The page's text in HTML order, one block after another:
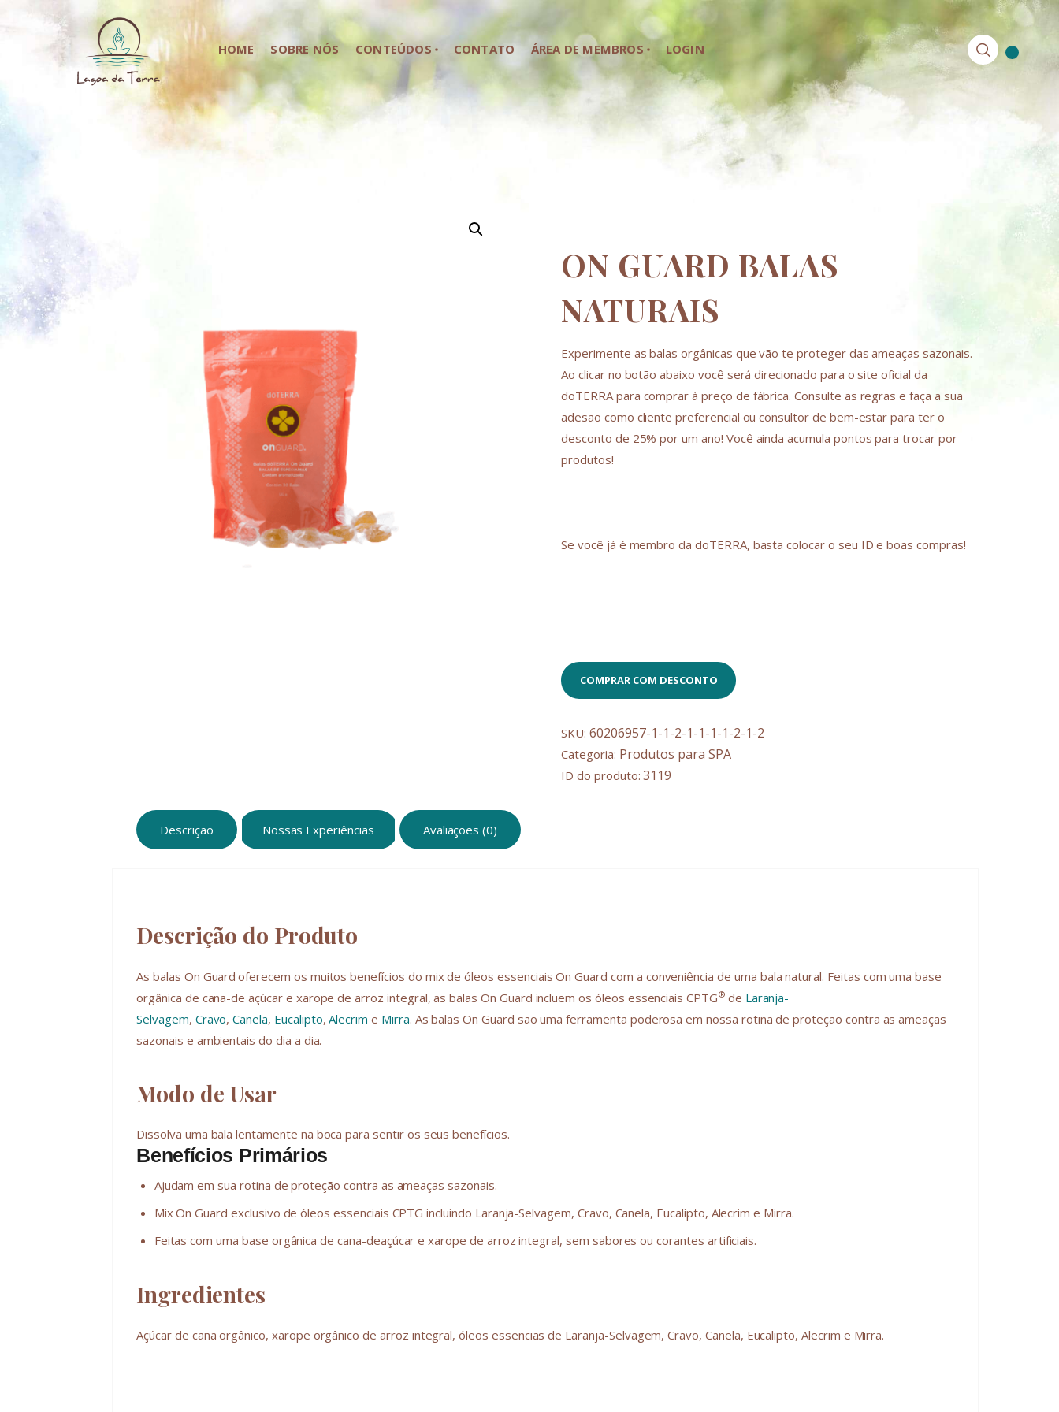
HOME SOBRE NÓS CONTEÚDOS CONTATO ÁREA DE MEMBROS LOGIN
HOME
SOBRE NÓS
CONTEÚDOS
ON GUARD BALAS
NATURAIS
Experimente as balas orgânicas que vão te proteger das ameaças sazonais.
Ao clicar no botão abaixo você será direcionado para o site oficial da
doTERRA para comprar à preço de fábrica. Consulte as regras e faça a sua
adesão como cliente preferencial ou consultor de bem-estar para ter o
desconto de 25% por um ano! Você ainda acumula pontos para trocar por
produtos!
Se você já é membro da doTERRA, basta colocar o seu ID e boas compras!
COMPRAR COM DESCONTO
SKU: 60206957-1-1-2-1-1-1-1-2-1-2
Categoria: Produtos para SPA
ID do produto:3119
Descrição Nossas Experiências Avaliações (0)
Descrição do Produto
As balas On Guard oferecem os muitos benefícios do mix de óleos essenciais On Guard com a conveniência de uma bala natural. Feitas com uma base
orgânica de cana-de açúcar e xarope de arroz integral, as balas On Guard incluem os óleos essenciais CPTG® de Laranja-
Selvagem, Cravo,Canela, Eucalipto,Alecrim e Mirra. As balas On Guard são uma ferramenta poderosa em nossa rotina de proteção contra as ameaças
sazonais e ambientais do dia a dia.
Modo de Usar
Dissolva uma bala lentamente na boca para sentir os seus benefícios.
Benefícios Primários
Ajudam em sua rotina de proteção contra as ameaças sazonais.
Mix On Guard exclusivo de óleos essenciais CPTG incluindo Laranja-Selvagem, Cravo, Canela, Eucalipto, Alecrim e Mirra.
Feitas com uma base orgânica de cana-deaçúcar e xarope de arroz integral, sem sabores ou corantes artificiais.
Ingredientes
Açúcar de cana orgânico, xarope orgânico de arroz integral, óleos essencias de Laranja-Selvagem, Cravo, Canela, Eucalipto, Alecrim e Mirra.